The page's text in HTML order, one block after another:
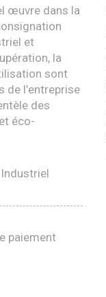
œuvre dans la
et
la
sont
de l’entreprise
des
éco-